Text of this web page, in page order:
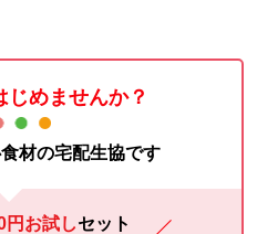
めませんか？
材の宅配生協です
円お試しセット